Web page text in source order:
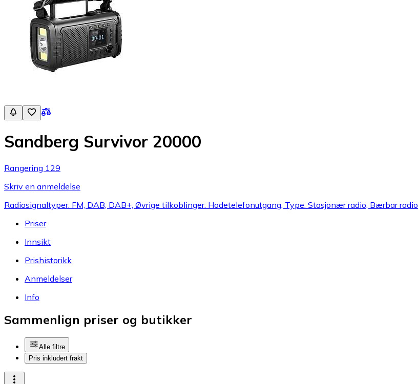
Sandberg Survivor 20000
Rangering 129
Skriv en anmeldelse
Radiosignaltyper: FM, DAB, DAB+, Øvrige tilkoblinger: Hodetelefonutgang, Type: Stasjonær radio, Bærbar radio
Priser
Innsikt
Prishistorikk
Anmeldelser
Info
Sammenlign priser og butikker
Alle filtre
Pris inkludert frakt